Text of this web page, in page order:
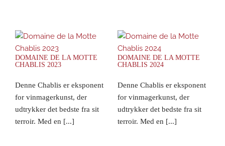
DOMAINE DE LA MOTTE
CHABLIS 2023
Denne Chablis er eksponent
for vinmagerkunst, der
udtrykker det bedste fra sit
terroir. Med en [...]
DOMAINE DE LA MOTTE
CHABLIS 2024
Denne Chablis er eksponent
for vinmagerkunst, der
udtrykker det bedste fra sit
terroir. Med en [...]